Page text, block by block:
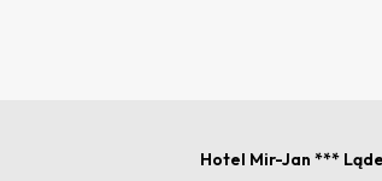
Hotel Mir-Jan ***